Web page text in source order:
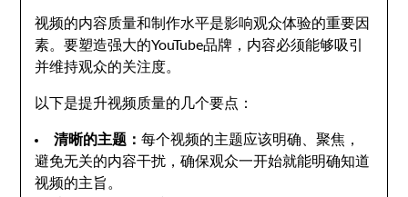
视频的内容质量和制作水平是影响观众体验的重要因
素。要塑造强大的YouTube品牌，内容必须能够吸引
并维持观众的关注度。
以下是提升视频质量的几个要点：
清晰的主题：每个视频的主题应该明确、聚焦，
避免无关的内容干扰，确保观众一开始就能明确知道
视频的主旨。